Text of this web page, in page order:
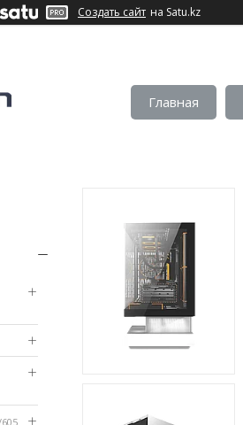
Создать сайт на Satu.kz
Главная
605